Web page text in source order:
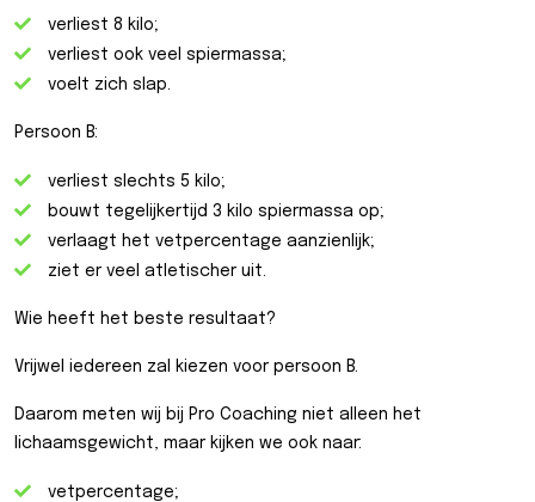
verliest 8 kilo;
verliest ook veel spiermassa;
voelt zich slap.
Persoon B:
verliest slechts 5 kilo;
bouwt tegelijkertijd 3 kilo spiermassa op;
verlaagt het vetpercentage aanzienlijk;
ziet er veel atletischer uit.
Wie heeft het beste resultaat?
Vrijwel iedereen zal kiezen voor persoon B.
Daarom meten wij bij Pro Coaching niet alleen het
lichaamsgewicht, maar kijken we ook naar:
vetpercentage;